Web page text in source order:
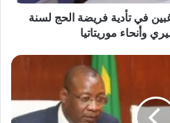
في تأدية فريضة الحج لسنة